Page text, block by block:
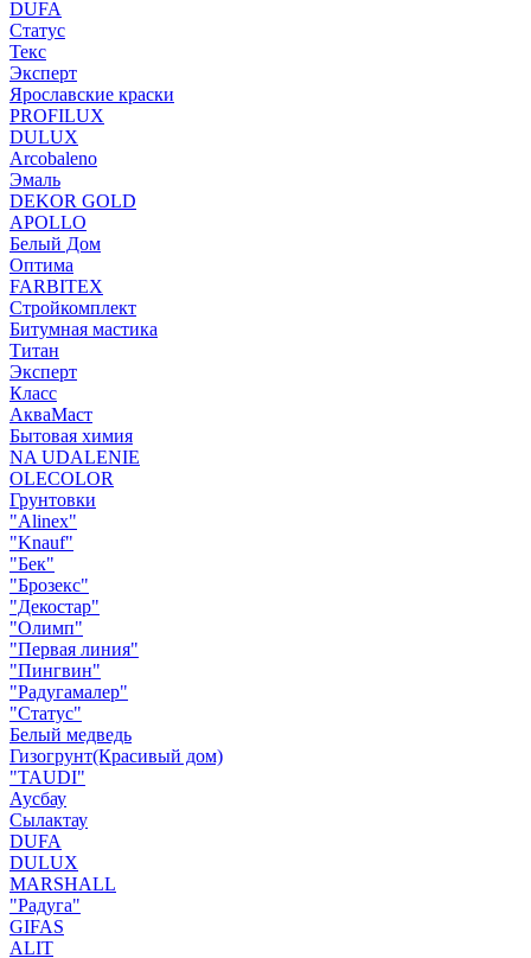
DUFA
Статус
Текс
Эксперт
Ярославские краски
PROFILUX
DULUX
Arcobaleno
Эмаль
DEKOR GOLD
APOLLO
Белый Дом
Оптима
FARBITEX
Стройкомплект
Битумная мастика
Титан
Эксперт
Класс
АкваМаст
Бытовая химия
NA UDALENIE
OLECOLOR
Грунтовки
"Alinex"
"Knauf"
"Бек"
"Брозекс"
"Декостар"
"Олимп"
"Первая линия"
"Пингвин"
"Радугамалер"
"Статус"
Белый медведь
Гизогрунт(Красивый дом)
"TAUDI"
Аусбау
Сылактау
DUFA
DULUX
MARSHALL
"Радуга"
GIFAS
ALIT